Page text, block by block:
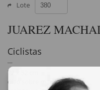
Lote
JUAREZ
Ciclistas
72 x 52 cm
óleo sobre madeira